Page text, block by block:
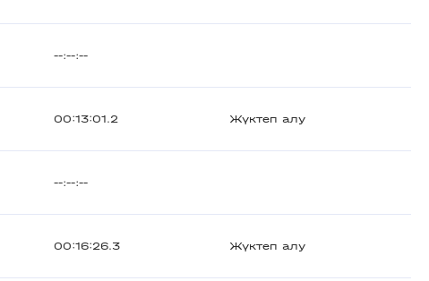
--:--:--
00:13:01.2 Жүктеп алу
--:--:--
00:16:26.3 Жүктеп алу